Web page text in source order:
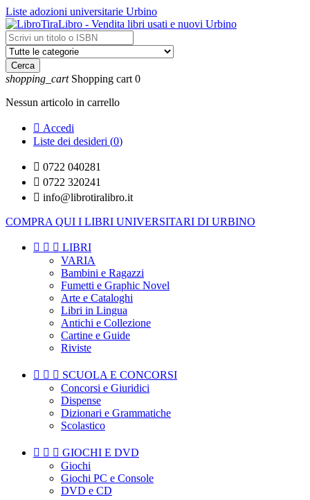
Liste adozioni universitarie Urbino
Cerca
shopping_cart Shopping cart 0
Nessun articolo in carrello
 Accedi
Liste dei desideri (0)
 0722 040281
 0722 320241
 info@librotiralibro.it
COMPRA QUI I LIBRI UNIVERSITARI DI URBINO
   LIBRI
VARIA
Bambini e Ragazzi
Fumetti e Graphic Novel
Arte e Cataloghi
Libri in Lingua
Antichi e Collezione
Cartine e Guide
Riviste
   SCUOLA E CONCORSI
Concorsi e Giuridici
Dispense
Dizionari e Grammatiche
Scolastico
   GIOCHI E DVD
Giochi
Giochi PC e Console
DVD e CD